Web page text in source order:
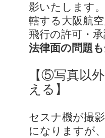
影いたします
轄する大阪航
飛行の許可・
法律面の問題
【⑤写真以
える】
セスナ機が撮
になりますが、